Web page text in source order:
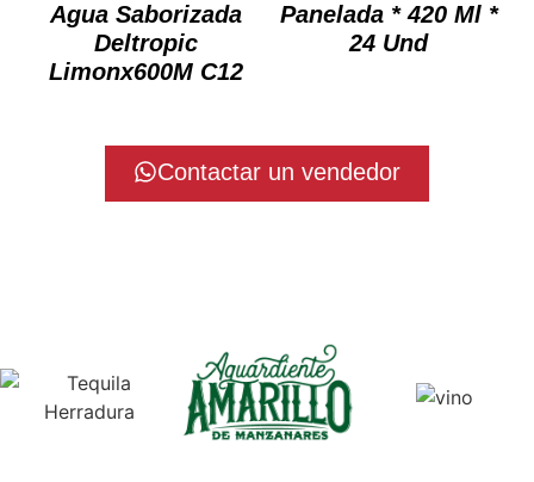
Agua Saborizada
Deltropic
Limonx600M C12
Panelada * 420 Ml *
24 Und
Contactar un vendedor